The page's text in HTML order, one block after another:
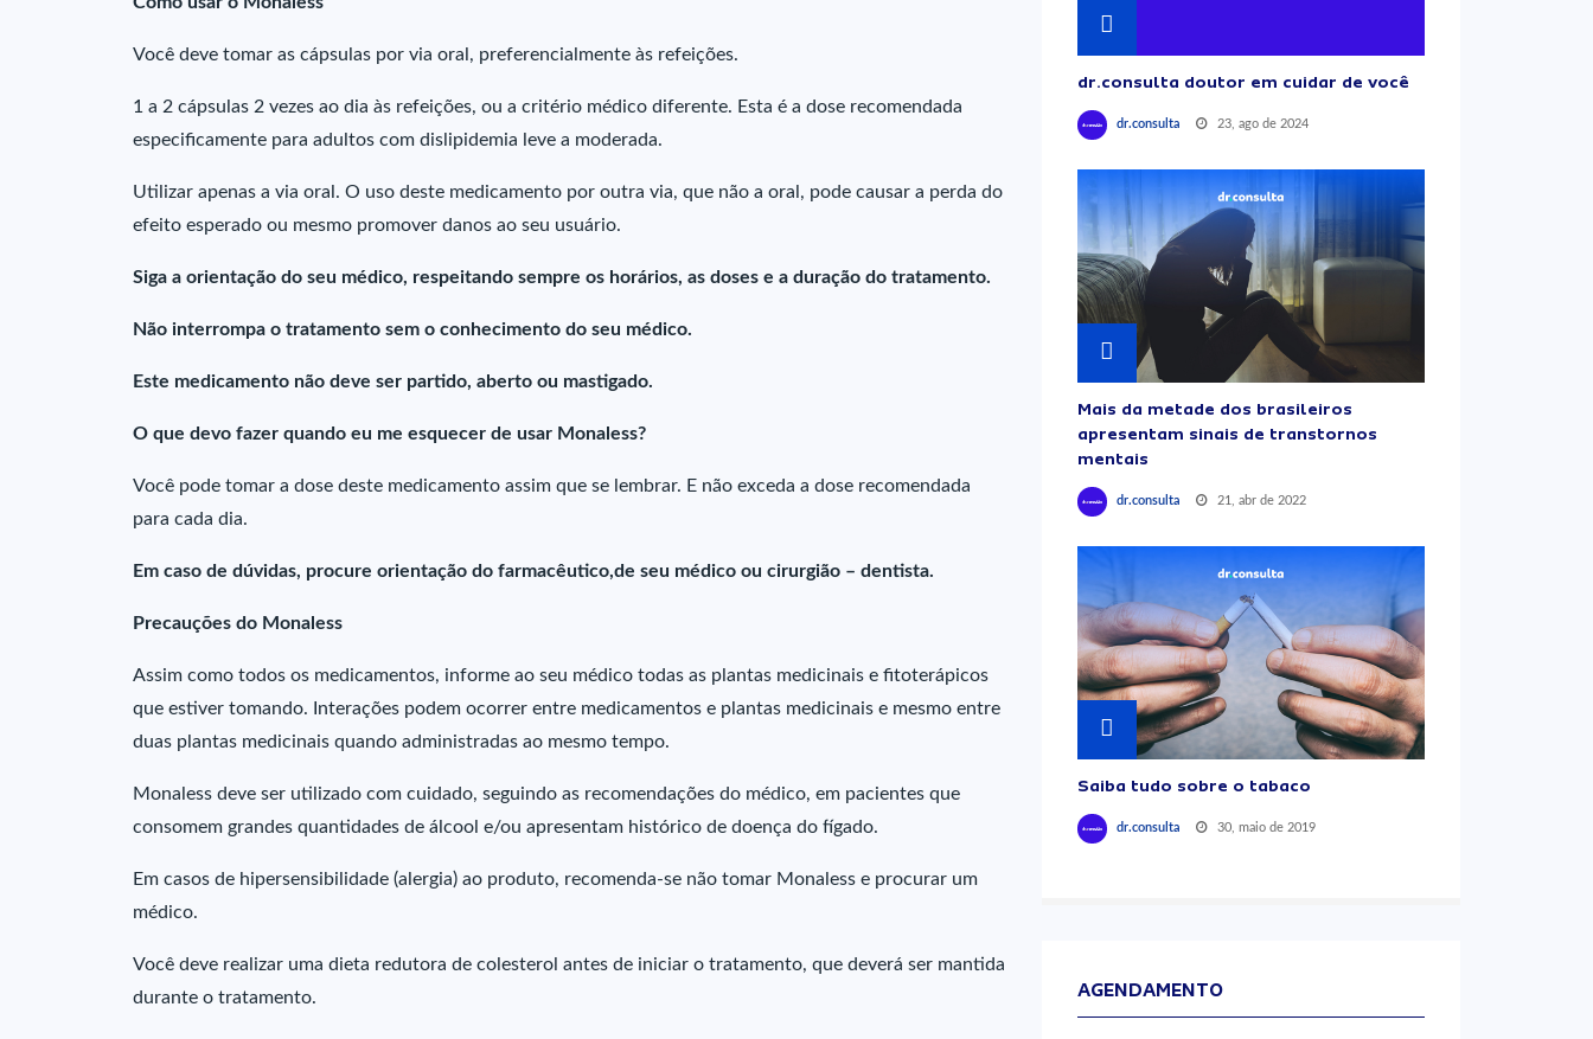
Você deve tomar as cápsulas por via oral, preferencialmente às refeições.
1 a 2 cápsulas 2 vezes ao dia às refeições, ou a critério médico diferente. Esta é a dose recomendada
especificamente para adultos com dislipidemia leve a moderada.
Utilizar apenas a via oral. O uso deste medicamento por outra via, que não a oral, pode causar a perda do
efeito esperado ou mesmo promover danos ao seu usuário.
Siga a orientação do seu médico, respeitando sempre os horários, as doses e a duração do tratamento.
Não interrompa o tratamento sem o conhecimento do seu médico.
Este medicamento não deve ser partido, aberto ou mastigado.
O que devo fazer quando eu me esquecer de usar Monaless?
Você pode tomar a dose deste medicamento assim que se lembrar. E não exceda a dose recomendada
para cada dia.
Em caso de dúvidas, procure orientação do farmacêutico,de seu médico ou cirurgião – dentista.
Precauções do Monaless
Assim como todos os medicamentos, informe ao seu médico todas as plantas medicinais e fitoterápicos
que estiver tomando. Interações podem ocorrer entre medicamentos e plantas medicinais e mesmo entre
duas plantas medicinais quando administradas ao mesmo tempo.
Monaless deve ser utilizado com cuidado, seguindo as recomendações do médico, em pacientes que
consomem grandes quantidades de álcool e/ou apresentam histórico de doença do fígado.
Em casos de hipersensibilidade (alergia) ao produto, recomenda-se não tomar Monaless e procurar um
médico.
Você deve realizar uma dieta redutora de colesterol antes de iniciar o tratamento, que deverá ser mantida
durante o tratamento.
dr.consulta doutor em cuidar de você
dr.consulta 23, ago de 2024
Mais da metade dos brasileiros
apresentam sinais de transtornos
mentais
dr.consulta 21, abr de 2022
Saiba tudo sobre o tabaco
dr.consulta 30, maio de 2019
AGENDAMENTO